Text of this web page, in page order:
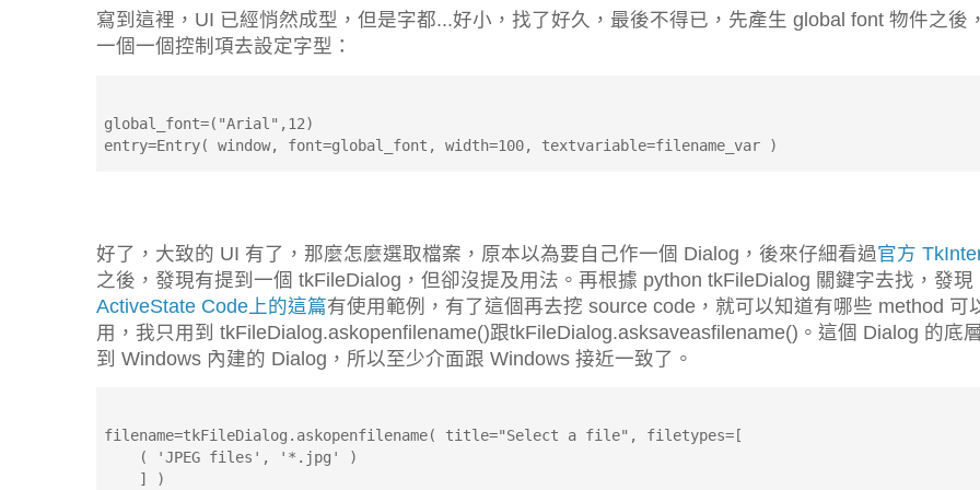
寫到這裡，UI 已經悄然成型，但是字都...好小，找了好久，最後不得已，先產生 global font 物件之後
一個一個控制項去設定字型：
global_font=("Arial",12)
entry=Entry( window, font=global_font, width=100, textvariable=filename_var )
好了，大致的 UI 有了，那麼怎麼選取檔案，原本以為要自己作一個 Dialog，後來仔細看過官方
之後，發現有提到一個 tkFileDialog，但卻沒提及用法。再根據 python tkFileDialog 關鍵字去找，發現
ActiveState Code上的這篇有使用範例，有了這個再去挖 source code，就可以知道有哪些 method 可
用，我只用到 tkFileDialog.askopenfilename()跟tkFileDialog.asksaveasfilename()。這個 Dialog 的底
到 Windows 內建的 Dialog，所以至少介面跟 Windows 接近一致了。
filename=tkFileDialog.askopenfilename( title="Select a file", filetypes=[
    ( 'JPEG files', '*.jpg' )
    ] )